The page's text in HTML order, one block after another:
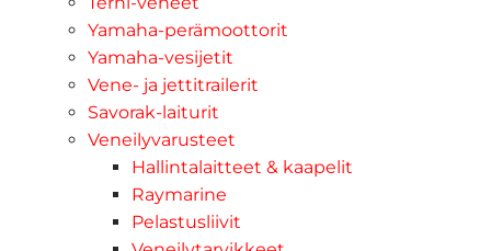
Yamaha-perämoottorit
Yamaha-vesijetit
Vene- ja jettitrailerit
Savorak-laiturit
Veneilyvarusteet
Hallintalaitteet & kaapelit
Raymarine
Pelastusliivit